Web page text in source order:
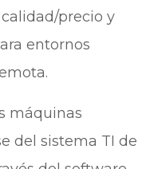
precio y
entornos
máquinas
del sistema TI de